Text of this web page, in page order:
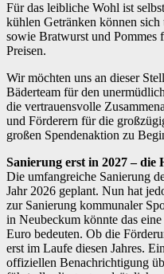
Für das leibliche Wohl ist
kühlen Getränken können
sowie Bratwurst und Pommes
Preisen.
Wir möchten uns an dieser
Bäderteam für den
die vertrauensvolle
und Förderern für die
großen Spendenaktion zu
Sanierung erst in 2027 – die
Die umfangreiche Sanierung
Jahr 2026 geplant. Nun hat
zur Sanierung kommunaler
in Neubeckum könnte das
Euro bedeuten. Ob die
erst im Laufe diesen Jahres.
offiziellen Benachrichtigung